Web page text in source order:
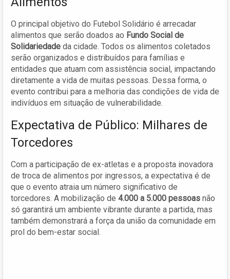
O principal objetivo do Futebol Solidário é arrecadar
alimentos que serão doados ao Fundo Social de
Solidariedade da cidade. Todos os alimentos coletados
serão organizados e distribuídos para famílias e
entidades que atuam com assistência social, impactando
diretamente a vida de muitas pessoas. Dessa forma, o
evento contribui para a melhoria das condições de vida de
indivíduos em situação de vulnerabilidade.
Expectativa de Público: Milhares de
Torcedores
Com a participação de ex-atletas e a proposta inovadora
de troca de alimentos por ingressos, a expectativa é de
que o evento atraia um número significativo de
torcedores. A mobilização de 4.000 a 5.000 pessoas não
só garantirá um ambiente vibrante durante a partida, mas
também demonstrará a força da união da comunidade em
prol do bem-estar social.